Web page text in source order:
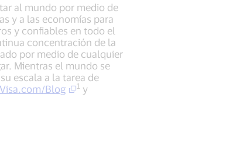
al mundo por medio de
y a las economías para
y confiables en todo el
concentración de la
por medio de cualquier
Mientras el mundo se
escala a la tarea de
Visa.com/Blog 1 y